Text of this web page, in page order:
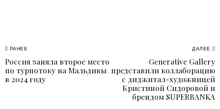
Навигация
по
записям
РАНЕЕ
Previous
post:
Россия заняла второе место
по турпотоку на Мальдивы
в 2024 году
ДАЛЕЕ
Generative Gallery
представили коллаборацию
с диджитал-художницей
Кристиной Сидоровой и
брендом SUPERBANKA